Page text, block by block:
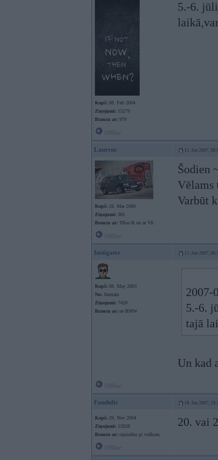
Kopš: 08. Feb 2004
Ziņojumi: 15279
Braucu ar: 979
5.-6.
Laurens 11. Jun 2007,
Kopš: 26. Mar 2006
Ziņojumi: 381
Braucu ar: TRoc-R un ar V8
Šodien
Vēlams
Varbūt
Instigater 11. Jun 2007,
Kopš: 08. May 2003
No: Jūrmala
Ziņojumi: 7428
Braucu ar: ne BMW
2007-
5.-6.
tajā
Un kad
Fandulis 18. Jun 2007,
Kopš: 29. Nov 2004
Ziņojumi: 13928
Braucu ar: sipisnīku pi vuškom
20. vai